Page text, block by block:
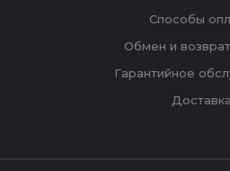
Способы
Обмен и
Гарантийное
Доставка